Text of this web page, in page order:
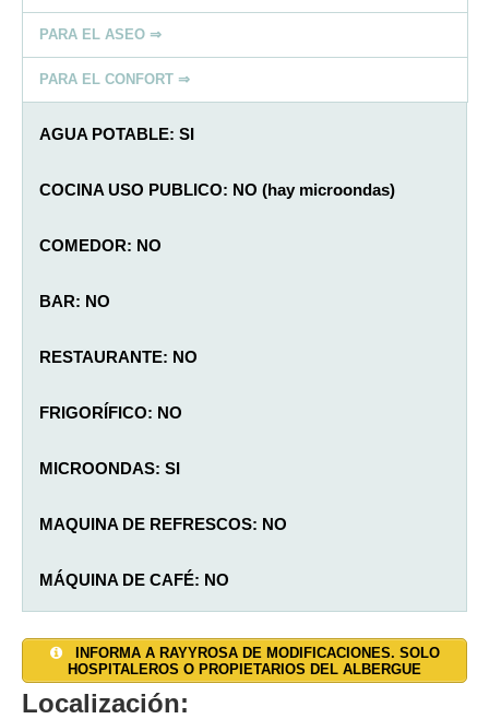
PARA EL ASEO ⇒
PARA EL CONFORT ⇒
AGUA POTABLE: SI
COCINA USO PUBLICO: NO (hay microondas)
COMEDOR: NO
BAR: NO
RESTAURANTE: NO
FRIGORÍFICO: NO
MICROONDAS: SI
MAQUINA DE REFRESCOS: NO
MÁQUINA DE CAFÉ: NO
JARDÍN: SI
DUCHAS: 2
CALEFACCIÓN: SI
INFORMA A RAYYROSA DE MODIFICACIONES. SOLO
HOSPITALEROS O PROPIETARIOS DEL ALBERGUE
Localización: